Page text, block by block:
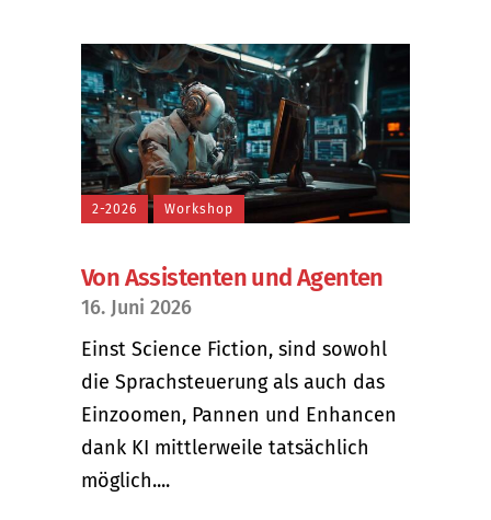
2-2026 Workshop
Von Assistenten und Agenten
16. Juni 2026
Einst Science Fiction, sind sowohl
die Sprachsteuerung als auch das
Einzoomen, Pannen und Enhancen
dank KI mittlerweile tatsächlich
möglich....